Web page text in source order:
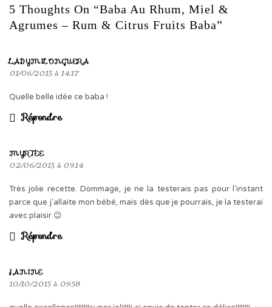
5 Thoughts On “Baba Au Rhum, Miel &
Agrumes – Rum & Citrus Fruits Baba”
LADYMILONGUERA
01/06/2015 à 14:17
Quelle belle idée ce baba !
Répondre
MYRTEE
02/06/2015 à 09:14
Très jolie recette. Dommage, je ne la testerais pas pour l'instant
parce que j'allaite mon bébé, mais dès que je pourrais, je la testerai
avec plaisir 😉
Répondre
JANINE
10/10/2015 à 09:58